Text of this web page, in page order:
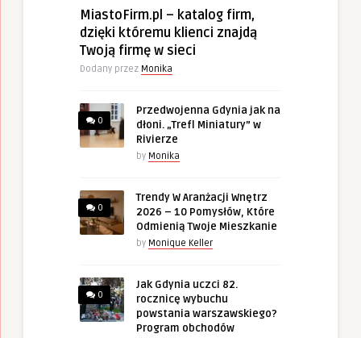
MiastoFirm.pl – katalog firm,
dzięki któremu klienci znajdą
Twoją firmę w sieci
Dodany przez Monika
0
Przedwojenna Gdynia jak na
dłoni. „Trefl Miniatury” w
Rivierze
by Monika
0
Trendy W Aranżacji Wnętrz
2026 – 10 Pomysłów, Które
Odmienią Twoje Mieszkanie
by Monique Keller
0
Jak Gdynia uczci 82.
rocznicę wybuchu
powstania warszawskiego?
Program obchodów